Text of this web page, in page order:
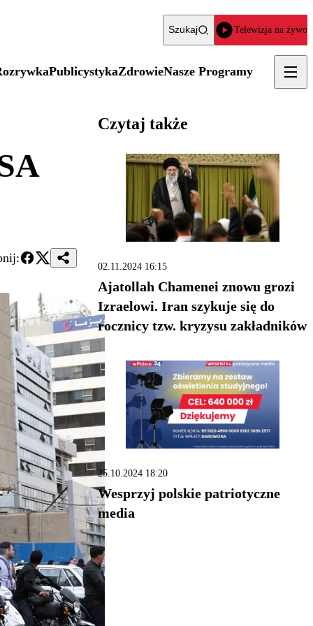
Szukaj Telewizja na żywo
PublicystykaZdrowieNasze Programy
Czytaj także
02.11.2024 16:15
Ajatollah Chamenei znowu grozi
Izraelowi. Iran szykuje się do
rocznicy tzw. kryzysu zakładników
25.10.2024 18:20
Wesprzyj polskie patriotyczne
media